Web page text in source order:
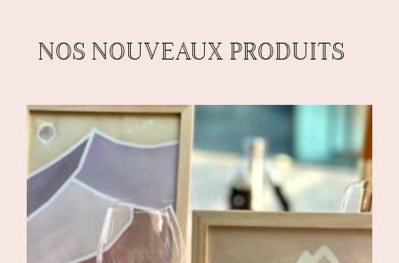
NOS NOUVEAUX PRODUITS